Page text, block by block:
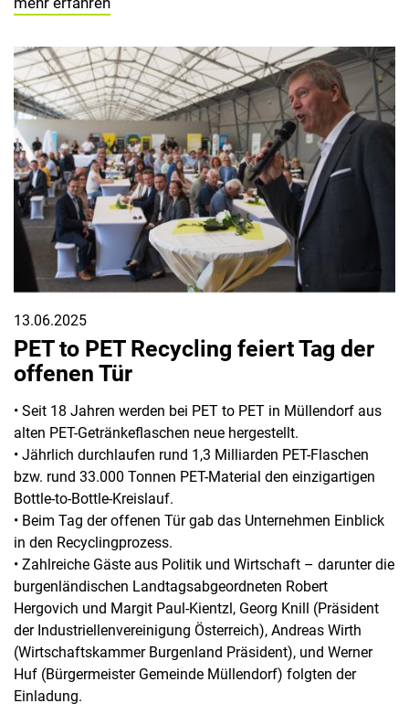
13.06.2025
PET to PET Recycling feiert Tag der
offenen Tür
• Seit 18 Jahren werden bei PET to PET in Müllendorf aus
alten PET-Getränkeflaschen neue hergestellt.
• Jährlich durchlaufen rund 1,3 Milliarden PET-Flaschen
bzw. rund 33.000 Tonnen PET-Material den einzigartigen
Bottle-to-Bottle-Kreislauf.
• Beim Tag der offenen Tür gab das Unternehmen Einblick
in den Recyclingprozess.
• Zahlreiche Gäste aus Politik und Wirtschaft – darunter die
burgenländischen Landtagsabgeordneten Robert
Hergovich und Margit Paul-Kientzl, Georg Knill (Präsident
der Industriellenvereinigung Österreich), Andreas Wirth
(Wirtschaftskammer Burgenland Präsident), und Werner
Huf (Bürgermeister Gemeinde Müllendorf) folgten der
Einladung.